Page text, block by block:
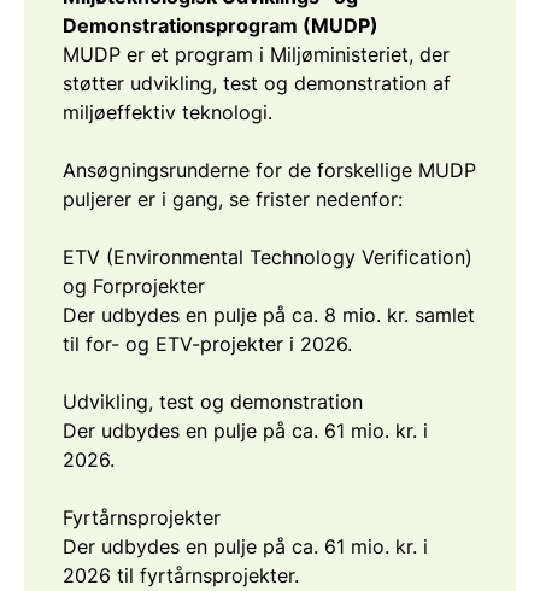
Demonstrationsprogram (MUDP)
MUDP er et program i Miljøministeriet, der
støtter udvikling, test og demonstration af
miljøeffektiv teknologi.
Ansøgningsrunderne for de forskellige MUDP
puljerer er i gang, se frister nedenfor:
ETV (Environmental Technology Verification)
og Forprojekter
Der udbydes en pulje på ca. 8 mio. kr. samlet
til for- og ETV-projekter i 2026.
Udvikling, test og demonstration
Der udbydes en pulje på ca. 61 mio. kr. i
2026.
Fyrtårnsprojekter
Der udbydes en pulje på ca. 61 mio. kr. i
2026 til fyrtårnsprojekter.